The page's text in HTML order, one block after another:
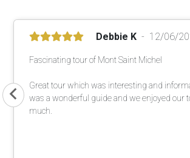
Debbie K 12/06/
Fascinating tour of Mont Saint Michel
Great tour which was interesting and
was a wonderful guide and we enjoyed our
much.